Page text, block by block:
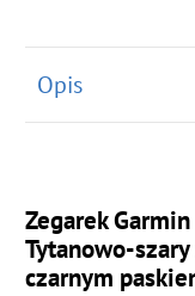
Opis
Zegarek
Tytanowo-
czarnym